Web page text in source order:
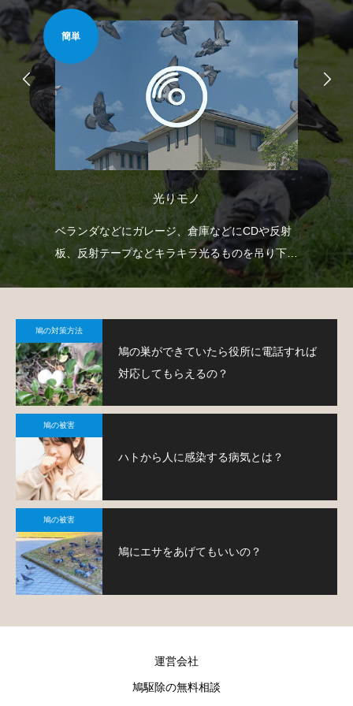
簡単
光りモノ
ベランダなどにガレージ、倉庫などにCDや反射
板、反射テープなどキラキラ光るものを吊り下げ
て、鳩を寄り付きにくくするという方法です。
鳩の対策方法
鳩の巣ができていたら役所に電話すれば
対応してもらえるの？
鳩の被害
ハトから人に感染する病気とは？
鳩の被害
鳩にエサをあげてもいいの？
運営会社
鳩駆除の無料相談